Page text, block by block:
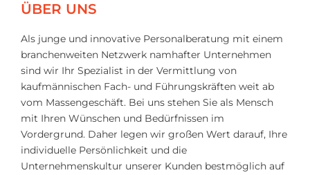
ÜBER UNS
Als junge und innovative Personalberatung mit einem
branchenweiten Netzwerk namhafter Unternehmen
sind wir Ihr Spezialist in der Vermittlung von
kaufmännischen Fach- und Führungskräften weit ab
vom Massengeschäft. Bei uns stehen Sie als Mensch
mit Ihren Wünschen und Bedürfnissen im
Vordergrund. Daher legen wir großen Wert darauf, Ihre
individuelle Persönlichkeit und die
Unternehmenskultur unserer Kunden bestmöglich auf